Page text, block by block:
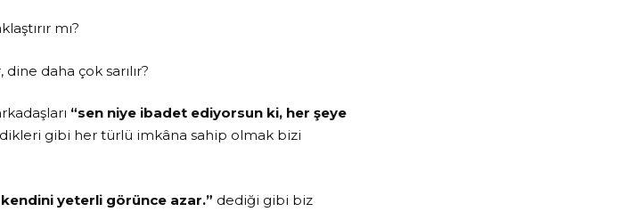
mı?
daha çok sarılır?
“sen niye ibadet ediyorsun ki, her şeye
gibi her türlü imkâna sahip olmak bizi
kendini yeterli görünce azar.” dediği gibi biz